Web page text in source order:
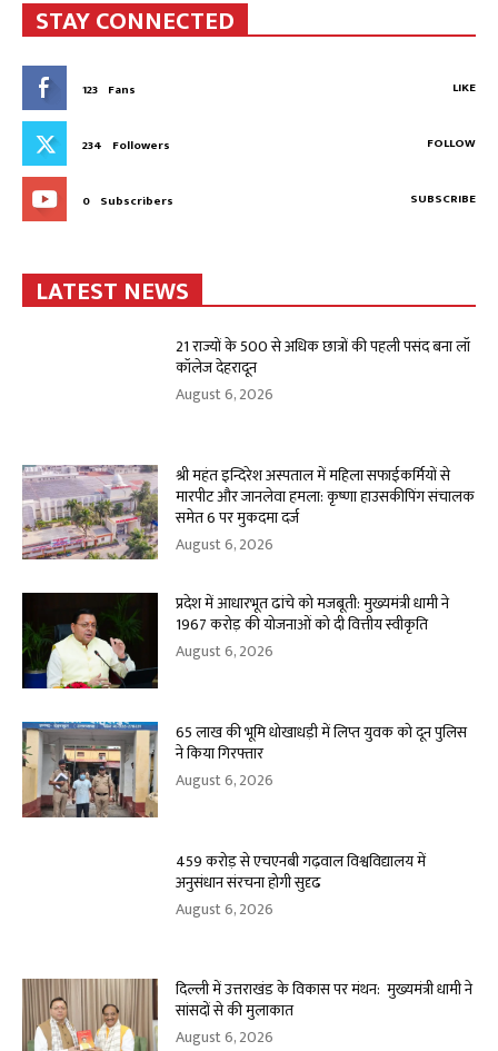
STAY CONNECTED
123 Fans LIKE
234 Followers FOLLOW
0 Subscribers SUBSCRIBE
LATEST NEWS
21 राज्यों के 500 से अधिक छात्रों की पहली पसंद बना लॉ
कॉलेज देहरादून
August 6, 2026
श्री महंत इन्दिरेश अस्पताल में महिला सफाईकर्मियों से
मारपीट और जानलेवा हमला: कृष्णा हाउसकीपिंग संचालक
समेत 6 पर मुकदमा दर्ज
August 6, 2026
प्रदेश में आधारभूत ढांचे को मजबूती: मुख्यमंत्री धामी ने
1967 करोड़ की योजनाओं को दी वित्तीय स्वीकृति
August 6, 2026
65 लाख की भूमि धोखाधड़ी में लिप्त युवक को दून पुलिस
ने किया गिरफ्तार
August 6, 2026
459 करोड़ से एचएनबी गढ़वाल विश्वविद्यालय में
अनुसंधान संरचना होगी सुदृढ
August 6, 2026
दिल्ली में उत्तराखंड के विकास पर मंथन: मुख्यमंत्री धामी ने
सांसदों से की मुलाकात
August 6, 2026